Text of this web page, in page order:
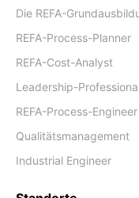
Die REFA-
REFA-Process-Planner
REFA-Cost-Analyst
Leadership-
REFA-Process-Engineer
Qualitätsmanagement
Industrial Engineer